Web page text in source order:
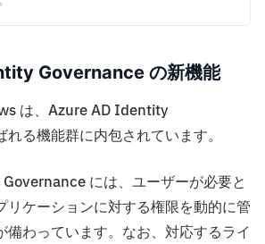
Governance の新機能
は、Azure AD Identity
る機能群に内包されています。
には、ユーザーが必要と
リケーションに対する権限を動的に管
備わっています。なお、対応するライ